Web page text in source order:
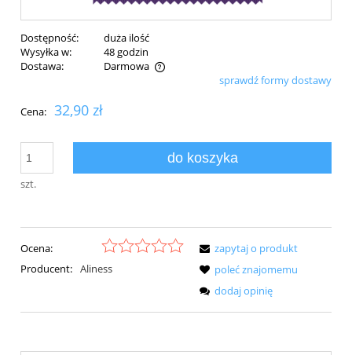
Dostępność:
duża ilość
Wysyłka w:
48 godzin
Dostawa:
Darmowa
Cena nie zawiera ewentualnych kosztów płatnościsprawdź formy dostawy
Cena: 32,90 zł
szt.
do koszyka
Ocena:
Producent: Aliness
zapytaj o produkt
poleć znajomemu
dodaj opinię